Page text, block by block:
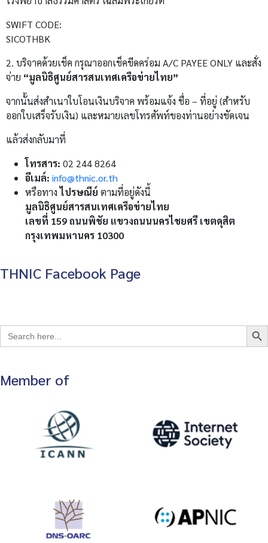
SWIFT CODE:
SICOTHBK
2. บริจาคด้วยเช็ค กรุณาออกเช็คขีดคร่อม A/C PAYEE ONLY และสั่ง
จ่าย “มูลนิธิศูนย์สารสนเทศเครือข่ายไทย”
จากนั้นส่งสำเนาใบโอนเงินบริจาค พร้อมแจ้ง ชื่อ – ที่อยู่ (สำหรับ
ออกใบเสร็จรับเงิน) และหมายเลขโทรศัพท์ของท่านอย่างชัดเจน
แล้วส่งกลับมาที่
โทรสาร: 02 244 8264
อีเมล์: info@thnic.or.th
หรือทางไปรษณีย์ ตามที่อยู่ดังนี้
มูลนิธิศูนย์สารสนเทศเครือข่ายไทย
เลขที่ 159 ถนนพิชัย แขวงถนนนครไชยศรี เขตดุสิต
กรุงเทพมหานคร 10300
THNIC Facebook Page
Search
for:
Search
Member of